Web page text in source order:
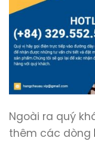
Ngoài ra quý
thêm các dòng